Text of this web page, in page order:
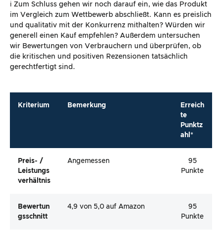
ℹ️ Zum Schluss gehen wir noch darauf ein, wie das Produkt
im Vergleich zum Wettbewerb abschließt. Kann es preislich
und qualitativ mit der Konkurrenz mithalten? Würden wir
generell einen Kauf empfehlen? Außerdem untersuchen
wir Bewertungen von Verbrauchern und überprüfen, ob
die kritischen und positiven Rezensionen tatsächlich
gerechtfertigt sind.
Kriterium Bemerkung
Erreich
te
Punktz
ahl*
Preis- /
Leistungs
Verhältnis
Angemessen
95
Punkte
Bewertun
Gsschnitt
4,9 von 5,0 auf Amazon
95
Punkte